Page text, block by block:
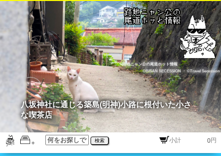
路地ニャン公の尾道ホット情報
©BISAN SECESSION
・©Travel Secession
検索 円
八坂神社に通じる築島(明神)小路に根付いた小さ
な喫茶店